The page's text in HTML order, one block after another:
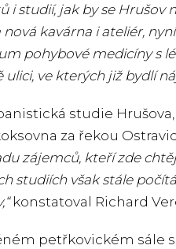
i studií, jak by se
kavárna i ateliér,
pohybové medicíny s
ve kterých již bydlí
studie
za řekou
zájemců, kteří zde
studiích však stále
konstatoval Richard
petřkovickém sále